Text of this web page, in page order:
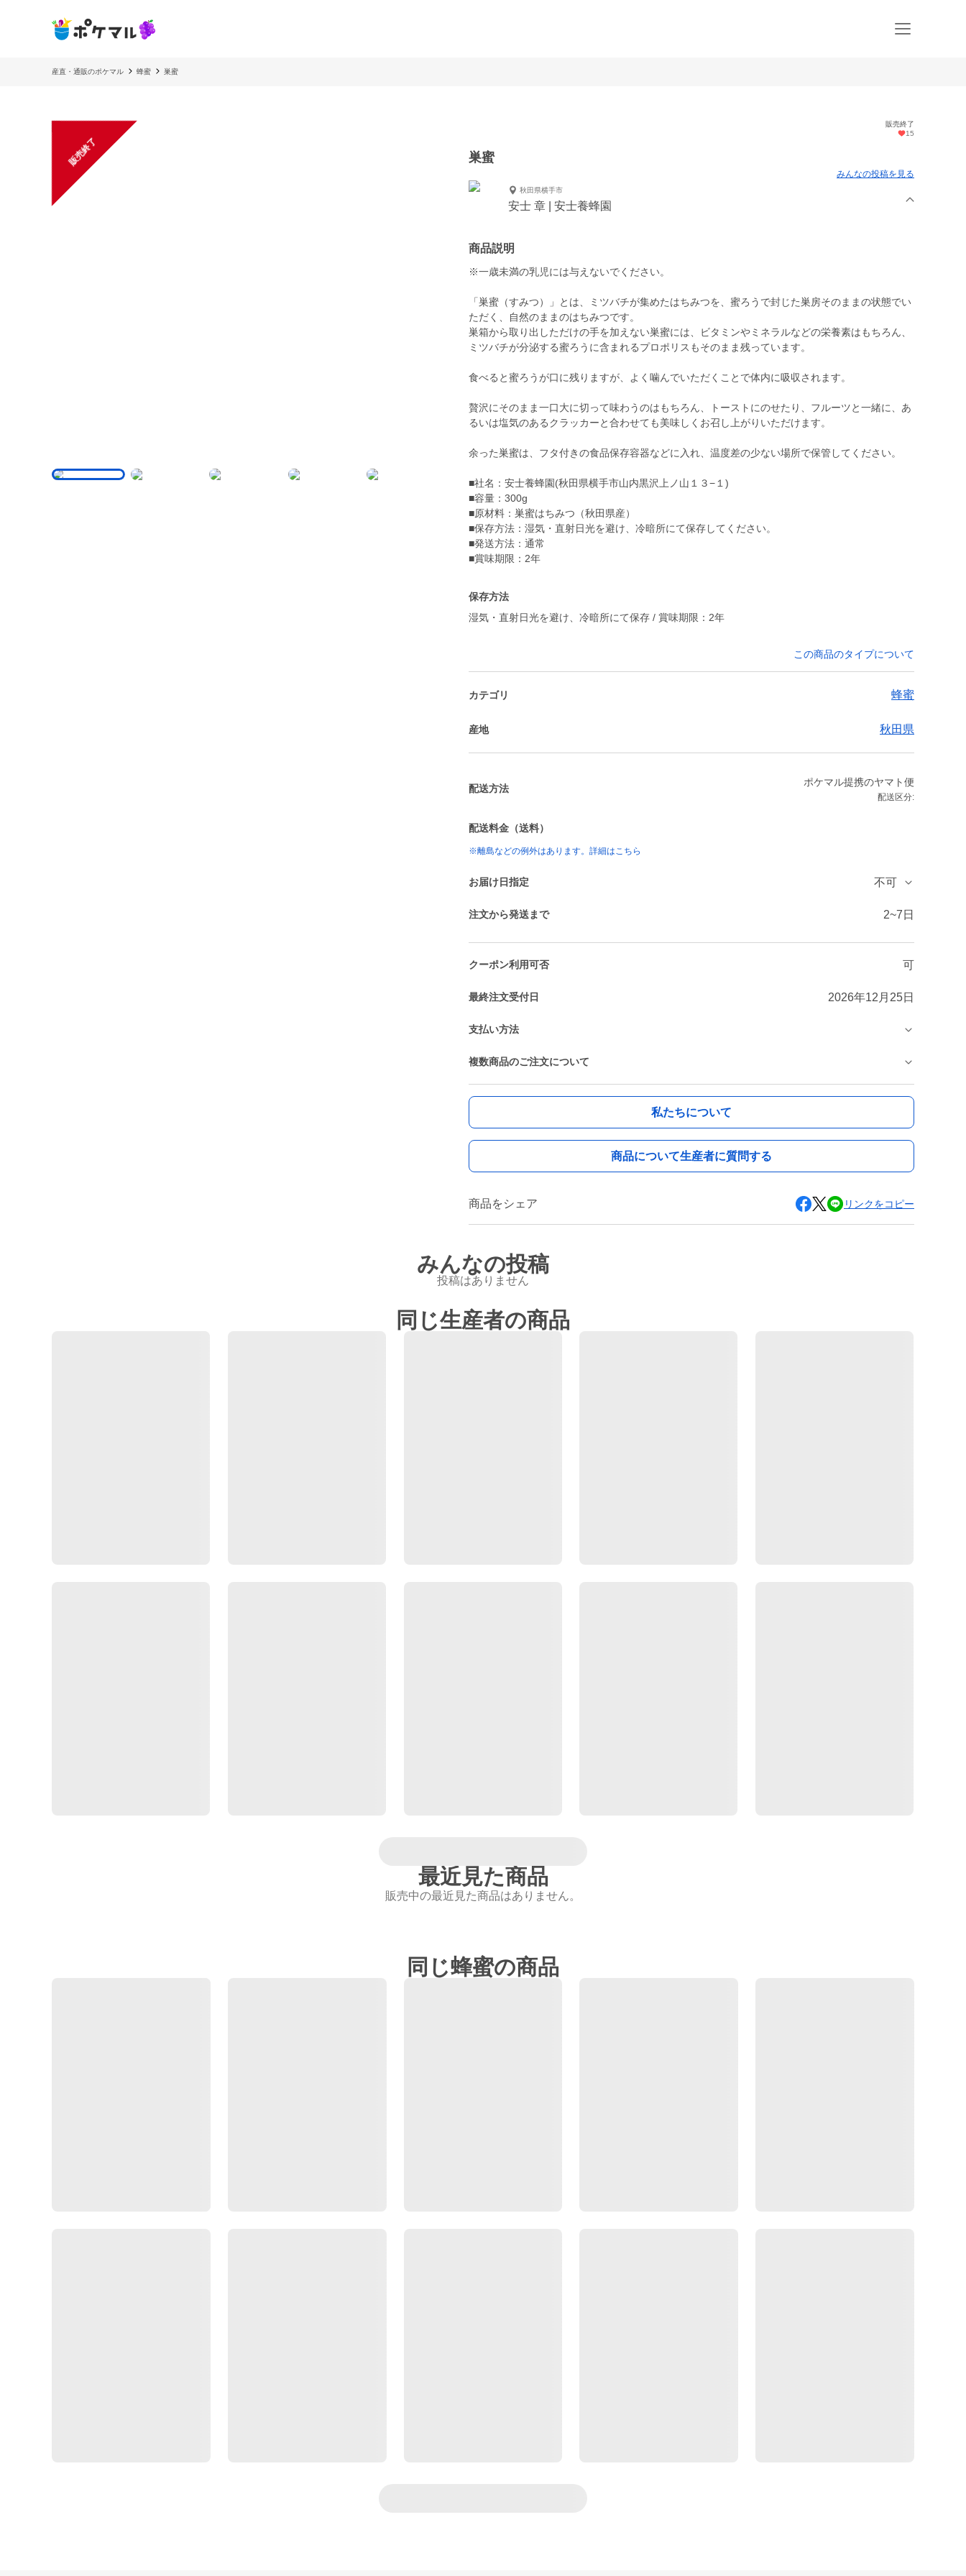
産直・通販のポケマル 蜂蜜 巣蜜
販売終了
販売終了
15
巣蜜
みんなの投稿を見る
秋田県横手市
安士 章 | 安士養蜂園
商品説明
※一歳未満の乳児には与えないでください。
「巣蜜（すみつ）」とは、ミツバチが集めたはちみつを、蜜ろうで封じた巣房そのままの状態でい
ただく、自然のままのはちみつです。
巣箱から取り出しただけの手を加えない巣蜜には、ビタミンやミネラルなどの栄養素はもちろん、
ミツバチが分泌する蜜ろうに含まれるプロポリスもそのまま残っています。
食べると蜜ろうが口に残りますが、よく噛んでいただくことで体内に吸収されます。
贅沢にそのまま一口大に切って味わうのはもちろん、トーストにのせたり、フルーツと一緒に、あ
るいは塩気のあるクラッカーと合わせても美味しくお召し上がりいただけます。
余った巣蜜は、フタ付きの食品保存容器などに入れ、温度差の少ない場所で保管してください。
■社名：安士養蜂園(秋田県横手市山内黒沢上ノ山１３−１)
■容量：300g
■原材料：巣蜜はちみつ（秋田県産）
■保存方法：湿気・直射日光を避け、冷暗所にて保存してください。
■発送方法：通常
■賞味期限：2年
保存方法
湿気・直射日光を避け、冷暗所にて保存 / 賞味期限：2年
この商品のタイプについて
カテゴリ 蜂蜜
産地 秋田県
配送方法
ポケマル提携のヤマト便
配送区分:
配送料金（送料）
※離島などの例外はあります。詳細はこちら
お届け日指定 不可
注文から発送まで 2~7日
クーポン利用可否 可
最終注文受付日 2026年12月25日
支払い方法
複数商品のご注文について
私たちについて
商品について生産者に質問する
商品をシェア リンクをコピー
みんなの投稿
投稿はありません
同じ生産者の商品
最近見た商品
販売中の最近見た商品はありません。
同じ蜂蜜の商品